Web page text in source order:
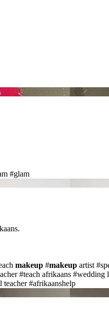
#glam
makeup #makeup artist
#teach afrikaans #wedding
teacher #afrikaanshelp